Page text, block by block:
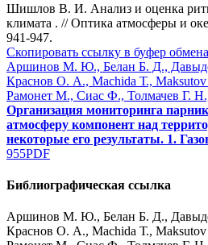
Шишлов В. И. Анализ и оценка
климата . // Оптика атмосферы и
941-947.
Скопировать ссылку в буфер обмена
Аршинов М. Ю., Белан Б. Д.,
Краснов О. А., Machida Т.,
Рамонет М., Сиас Ф., Толмачев Г.
Организация мониторинга
атмосферу компонент над
некоторые его результаты. 1.
955PDF
Библиографическая ссылка
Аршинов М. Ю., Белан Б. Д.,
Краснов О. А., Machida Т.,